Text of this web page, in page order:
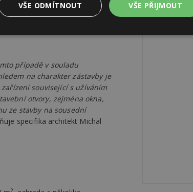
případě v souladu
na charakter zástavby je
související s užíváním
otvory, zejména okna,
ze stavby na sousední
specifika architekt Michal
2
VŠE PŘIJMOUT
VŠE ODMÍTNOUT
cílení
Funkční
Nezařazené
Soubory cílení Funkční soubory
webových stránek, jako je přihlášení uživatele a správa účtu.
minuty
Hotjar o tom, zda je tento návštěvník zahrnut do